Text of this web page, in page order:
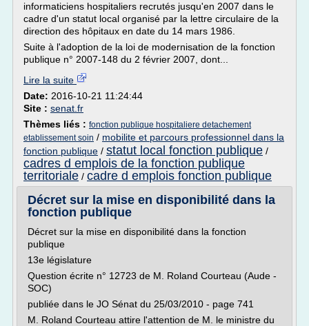
informaticiens hospitaliers recrutés jusqu'en 2007 dans le
cadre d'un statut local organisé par la lettre circulaire de la
direction des hôpitaux en date du 14 mars 1986.
Suite à l'adoption de la loi de modernisation de la fonction
publique n° 2007-148 du 2 février 2007, dont...
Lire la suite
Date: 2016-10-21 11:24:44
Site : senat.fr
Thèmes liés : fonction publique hospitaliere detachement
etablissement soin / mobilite et parcours professionnel dans la
fonction publique / statut local fonction publique /
cadres d emplois de la fonction publique
territoriale / cadre d emplois fonction publique
Décret sur la mise en disponibilité dans la
fonction publique
Décret sur la mise en disponibilité dans la fonction
publique
13e législature
Question écrite n° 12723 de M. Roland Courteau (Aude -
SOC)
publiée dans le JO Sénat du 25/03/2010 - page 741
M. Roland Courteau attire l'attention de M. le ministre du